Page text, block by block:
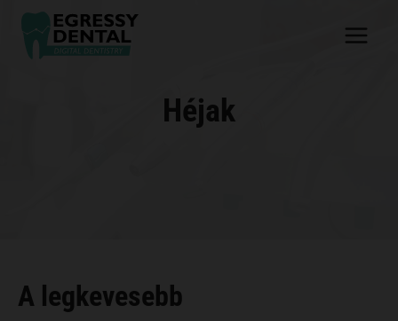
Skip
content
Héjak
A legkevesebb